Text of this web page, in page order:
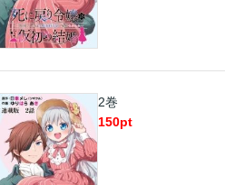
2巻
150pt